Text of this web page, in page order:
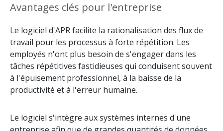
Avantages clés pour l'entreprise
Le logiciel d'APR facilite la rationalisation des flux de
travail pour les processus à forte répétition. Les
employés n'ont plus besoin de s'engager dans les
tâches répétitives fastidieuses qui conduisent souvent
à l'épuisement professionnel, à la baisse de la
productivité et à l'erreur humaine.
Le logiciel s'intègre aux systèmes internes d'une